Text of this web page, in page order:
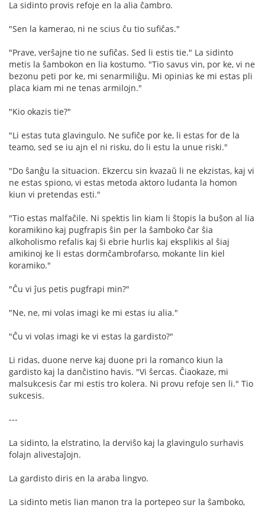
La sidinto provis refoje en la alia ĉambro.
"Sen la kamerao, ni ne scius ĉu tio sufiĉas."
"Prave, verŝajne tio ne sufiĉas. Sed li estis tie." La sidinto
metis la ŝambokon en lia kostumo. "Tio savus vin, por ke, vi ne
bezonu peti por ke, mi senarmiliĝu. Mi opinias ke mi estas pli
placa kiam mi ne tenas armilojn."
"Kio okazis tie?"
"Li estas tuta glavingulo. Ne sufiĉe por ke, li estas for de la
teamo, sed se iu ajn el ni risku, do li estu la unue riski."
"Do ŝanĝu la situacion. Ekzercu sin kvazaŭ li ne ekzistas, kaj vi
ne estas spiono, vi estas metoda aktoro ludanta la homon
kiun vi pretendas esti."
"Tio estas malfaĉile. Ni spektis lin kiam li ŝtopis la buŝon al lia
koramikino kaj pugfrapis ŝin per la ŝamboko ĉar ŝia
alkoholismo refalis kaj ŝi ebrie hurlis kaj eksplikis al ŝiaj
amikinoj ke li estas dormĉambrofarso, mokante lin kiel
koramiko."
"Ĉu vi ĵus petis pugfrapi min?"
"Ne, ne, mi volas imagi ke mi estas iu alia."
"Ĉu vi volas imagi ke vi estas la gardisto?"
Li ridas, duone nerve kaj duone pri la romanco kiun la
gardisto kaj la danĉistino havis. "Vi ŝercas. Ĉiaokaze, mi
malsukcesis ĉar mi estis tro kolera. Ni provu refoje sen li." Tio
sukcesis.
---
La sidinto, la elstratino, la derviŝo kaj la glavingulo surhavis
folajn alivestaĵojn.
La gardisto diris en la araba lingvo.
La sidinto metis lian manon tra la portepeo sur la ŝamboko,